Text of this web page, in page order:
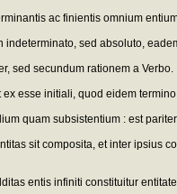
ac finientis omnium
sed absoluto,
sed secundum rationem a Verbo.
esse initiali, quod eidem
quam subsistentium : est
sit composita, et inter ipsius
entis infiniti constituitur